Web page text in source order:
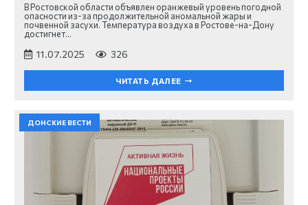
В Ростовской области объявлен оранжевый уровень погодной
опасности из-за продолжительной аномальной жары и
почвенной засухи. Температура воздуха в Ростове-на-Дону
достигнет…
11.07.2025 326
ЧИТАТЬ ДАЛЕЕ
ДОНСКИЕ ВЕСТИ